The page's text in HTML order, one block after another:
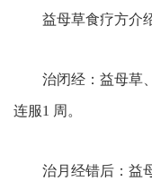
益母草食疗方介
治闭经：益母草
连服1 周。
治月经错后：益